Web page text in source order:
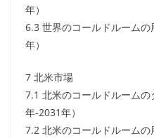
年）
6.3 世界のコールドルーム
年）
7 北米市場
7.1 北米のコールドルーム
年-2031年）
7.2 北米のコールドルーム